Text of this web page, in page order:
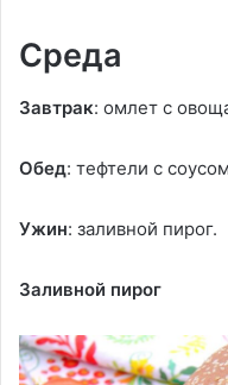
Среда
Завтрак: омлет с
Обед: тефтели с
Ужин: заливной пирог.
Заливной пирог